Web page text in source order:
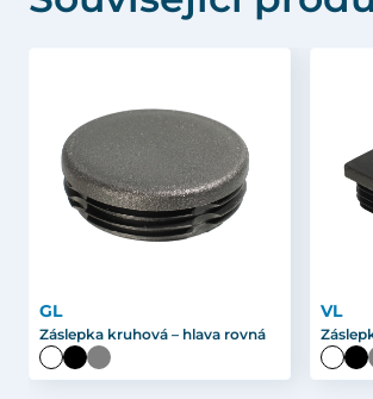
GL
Záslepka kruhová – hlava rovná
VL